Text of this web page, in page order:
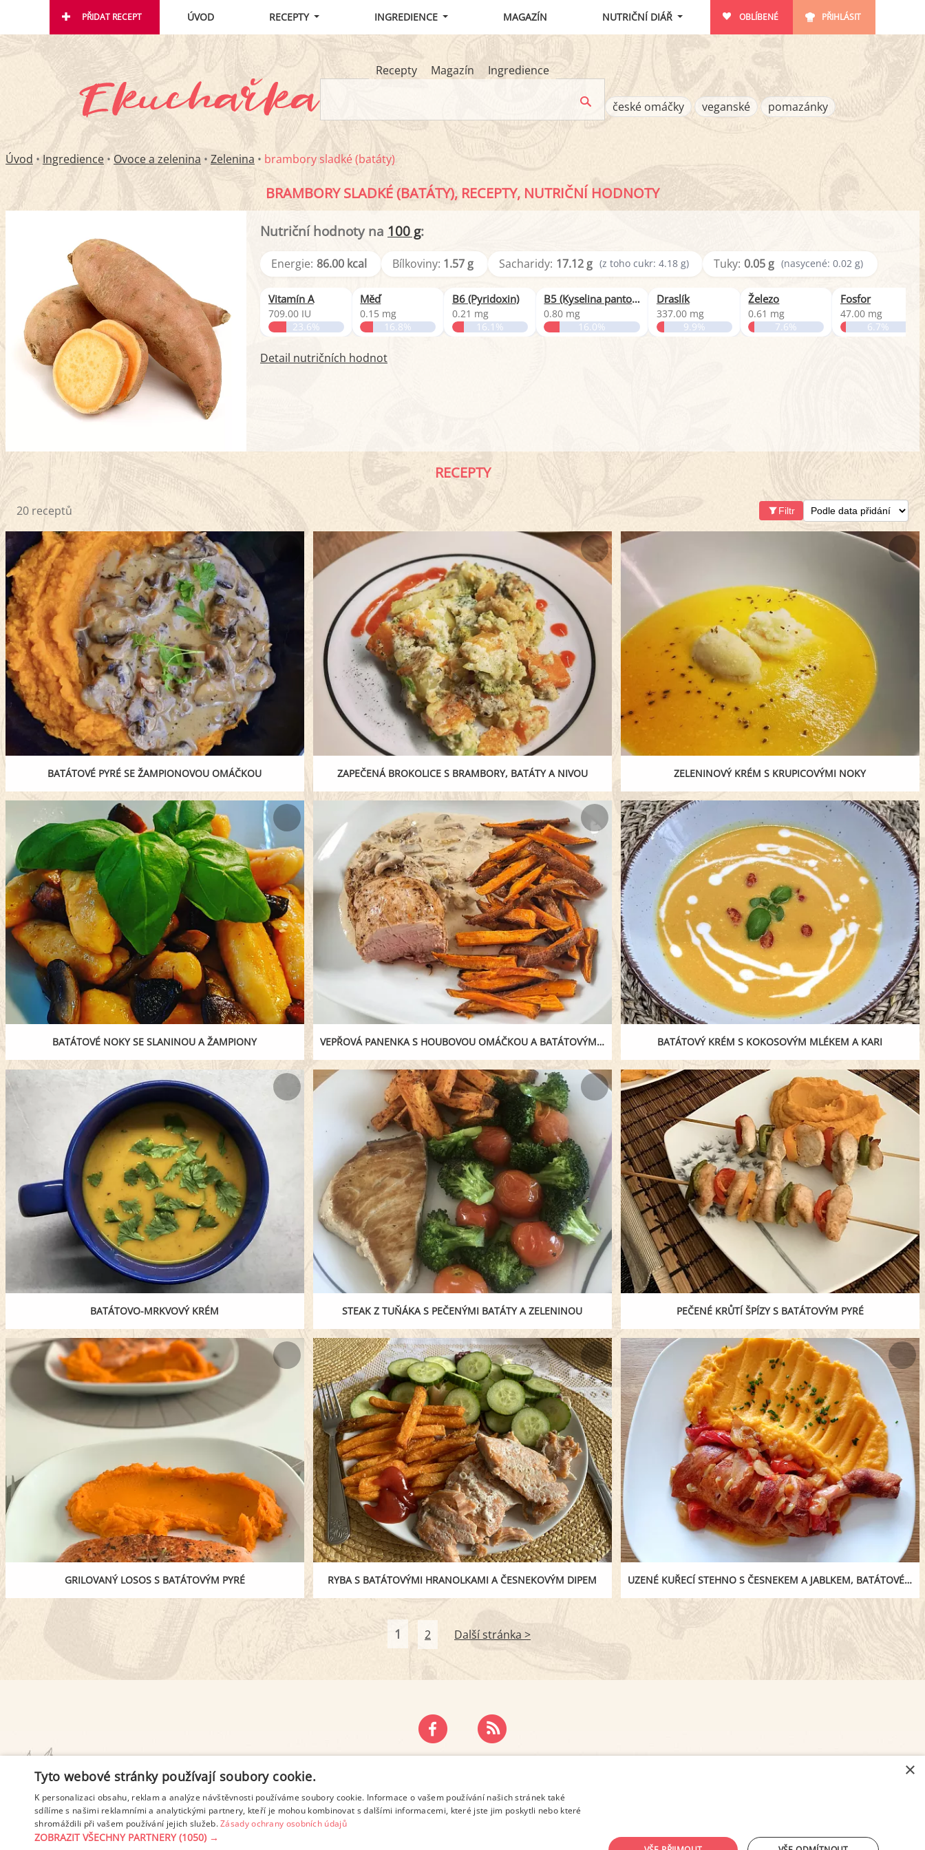
PŘIDAT RECEPT ÚVOD RECEPTY INGREDIENCE MAGAZÍN NUTRIČNÍ DIÁŘ OBLÍBENÉ PŘIHLÁSIT
Recepty Magazín Ingredience
české omáčky veganské pomazánky
Úvod • Ingredience • Ovoce a zelenina • Zelenina • brambory sladké (batáty)
BRAMBORY SLADKÉ (BATÁTY), RECEPTY, NUTRIČNÍ HODNOTY
Nutriční hodnoty na 100 g:
Energie: 86.00 kcal Bílkoviny: 1.57 g Sacharidy: 17.12 g (z toho cukr: 4.18 g) Tuky: 0.05 g (nasycené: 0.02 g)
Vitamín A
709.00 IU
23.6%
Měď
0.15 mg
16.8%
B6 (Pyridoxin)
0.21 mg
16.1%
B5 (Kyselina pantothenová)
0.80 mg
16.0%
Draslík
337.00 mg
9.9%
Železo
0.61 mg
7.6%
Fosfor
47.00 mg
6.7%
Detail nutričních hodnot
RECEPTY
20 receptů Filtr
BATÁTOVÉ PYRÉ SE ŽAMPIONOVOU OMÁČKOU ZAPEČENÁ BROKOLICE S BRAMBORY, BATÁTY A NIVOU ZELENINOVÝ KRÉM S KRUPICOVÝMI NOKY
BATÁTOVÉ NOKY SE SLANINOU A ŽAMPIONY VEPŘOVÁ PANENKA S HOUBOVOU OMÁČKOU A BATÁTOVÝMI HRANOLKY BATÁTOVÝ KRÉM S KOKOSOVÝM MLÉKEM A KARI
BATÁTOVO-MRKVOVÝ KRÉM STEAK Z TUŇÁKA S PEČENÝMI BATÁTY A ZELENINOU PEČENÉ KRŮTÍ ŠPÍZY S BATÁTOVÝM PYRÉ
GRILOVANÝ LOSOS S BATÁTOVÝM PYRÉ RYBA S BATÁTOVÝMI HRANOLKAMI A ČESNEKOVÝM DIPEM UZENÉ KUŘECÍ STEHNO S ČESNEKEM A JABLKEM, BATÁTOVÉ PYRÉ
1 2 Další stránka >
PODMÍNKY UŽITÍ ZÁSADY OCHRANY OSOBNÍCH ÚDAJŮ ×
Tyto webové stránky používají soubory cookie.
K personalizaci obsahu, reklam a analýze návštěvnosti používáme soubory cookie. Informace o vašem používání našich stránek také
sdílíme s našimi reklamními a analytickými partnery, kteří je mohou kombinovat s dalšími informacemi, které jste jim poskytli nebo které
shromáždili při vašem používání jejich služeb.Zásady ochrany osobních údajů
ZOBRAZIT VŠECHNY PARTNERY(1050) →